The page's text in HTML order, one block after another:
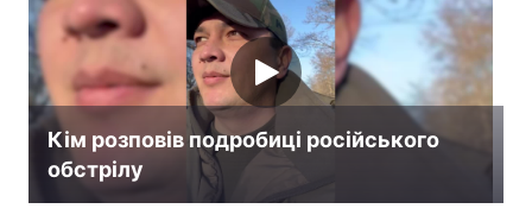
Кім розповів подробиці російського
обстрілу